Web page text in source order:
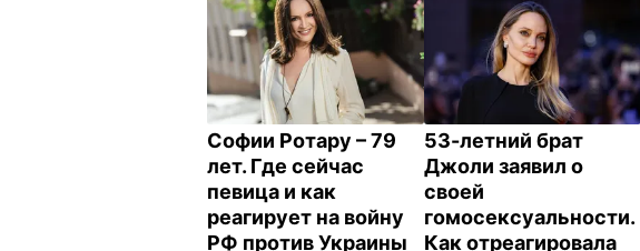
Софии Ротару – 79
лет. Где сейчас
певица и как
реагирует на войну
РФ против Украины
53-летний брат
Джоли заявил о
своей
гомосексуальности.
Как отреагировала